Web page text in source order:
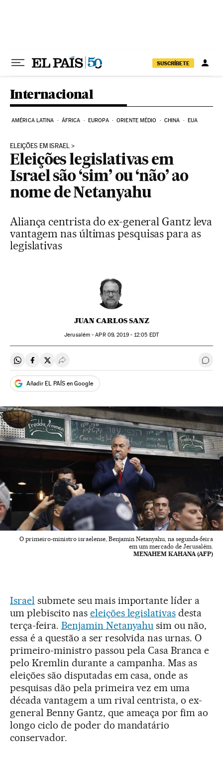
SUSCRÍBETE
Internacional
AMÉRICA LATINA ÁFRICA EUROPA ORIENTE MÉDIO CHINA EUA
ELEIÇÕES EM ISRAEL
Eleições legislativas em
Israel são ‘sim’ ou ‘não’ ao
nome de Netanyahu
Aliança centrista do ex-general Gantz leva
vantagem nas últimas pesquisas para as
legislativas
JUAN CARLOS SANZ
Jerusalém -APR09, 2019 - 12:05 EDT
Compartir en Whatsapp
Compartir en Facebook
Compartir en Twitter
Desplegar Redes Sociales
Añadir EL PAÍS en Google
O primeiro-ministro israelense, Benjamin Netanyahu, na segunda-feira
em um mercado de Jerusalém.
MENAHEM KAHANA (AFP)
Israel submete seu mais importante líder a
um plebiscito nas eleições legislativas desta
terça-feira. Benjamin Netanyahu sim ou não,
essa é a questão a ser resolvida nas urnas. O
primeiro-ministro passou pela Casa Branca e
pelo Kremlin durante a campanha. Mas as
eleições são disputadas em casa, onde as
pesquisas dão pela primeira vez em uma
década vantagem a um rival centrista, o ex-
general Benny Gantz, que ameaça por fim ao
longo ciclo de poder do mandatário
conservador.